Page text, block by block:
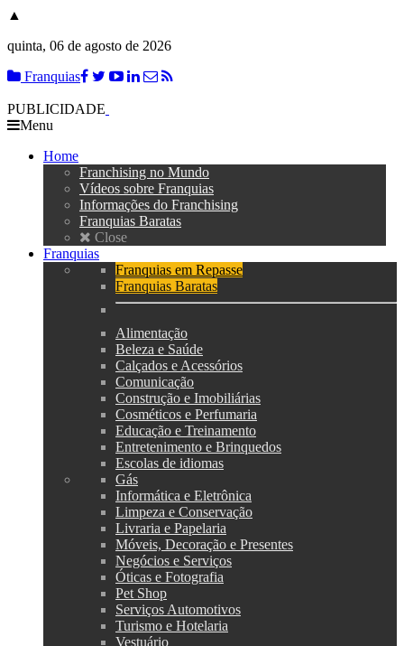
▲
quinta, 06 de agosto de 2026
Franquias
PUBLICIDADE
Menu
Home
Franchising no Mundo
Vídeos sobre Franquias
Informações do Franchising
Franquias Baratas
Close
Franquias
Franquias em Repasse
Franquias Baratas
Alimentação
Beleza e Saúde
Calçados e Acessórios
Comunicação
Construção e Imobiliárias
Cosméticos e Perfumaria
Educação e Treinamento
Entretenimento e Brinquedos
Escolas de idiomas
Gás
Informática e Eletrônica
Limpeza e Conservação
Livraria e Papelaria
Móveis, Decoração e Presentes
Negócios e Serviços
Óticas e Fotografia
Pet Shop
Serviços Automotivos
Turismo e Hotelaria
Vestuário